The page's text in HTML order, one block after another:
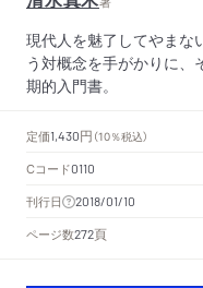
現代人を魅了してやまな
う対概念を手がかりに
期的入門書。
定価1,430円 （10％税込）
Cコード0110
刊行日 2018/01/10
ページ数272頁